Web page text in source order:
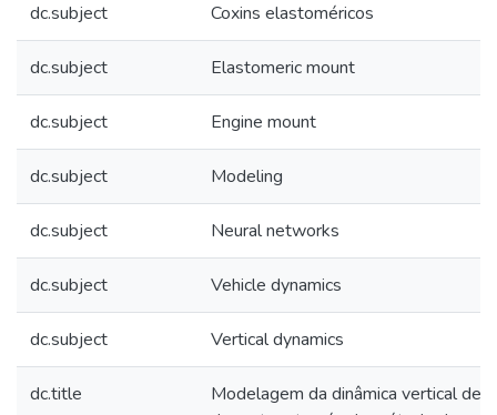
dc.subject Coxins elastoméricos
dc.subject Elastomeric mount
dc.subject Engine mount
dc.subject Modeling
dc.subject Neural networks
dc.subject Vehicle dynamics
dc.subject Vertical dynamics
dc.title
Modelagem da dinâmica vertical de